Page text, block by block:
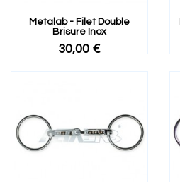
Metalab - Filet Double
Brisure Inox
30,00 €